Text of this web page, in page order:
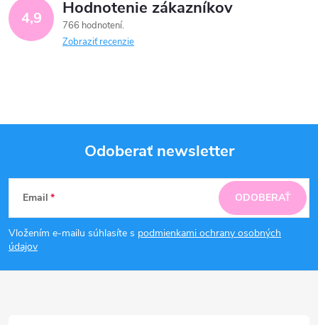
4,9 Hodnotenie zákazníkov
766 hodnotení
Zobraziť recenzie
Z
á
p
Odoberať newsletter
Email
Vložením e-mailu súhlasíte s podmienkami ochrany osobných
údajov
ODOBERAŤ